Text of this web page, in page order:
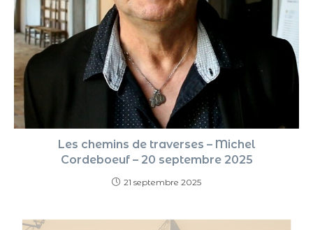
Les chemins de traverses – Michel
Cordeboeuf – 20 septembre 2025
21 septembre 2025